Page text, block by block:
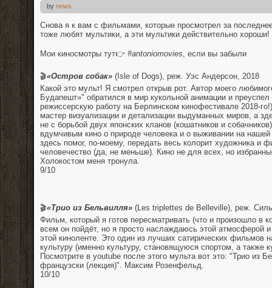
by news
Снова я к вам с фильмами, которые просмотрел за
тоже любят мультики, а эти мультики действительно хороши!
Мои киносмотры тут👉 #antoniomovies , если вы забыли
🎬«Остров собак» (Isle of Dogs), реж. Уэс Андерсон, 2018
Какой это мульт! Я смотрел открыв рот. Автор моего
Будапешт»" обратился в мир кукольной анимации и
режиссерскую работу на Берлинском кинофестивале 2018-
мастер визуализации и детализации выдуманных миров, а
не с борьбой двух японских кланов (кошатников и
вдумчивым кино о природе человека и о выживании на
здесь помог, по-моему, передать весь колорит художника и
человечество (да, не меньше). Кино не для всех, но
Холокостом меня тронула.
9/10⠀
🎬«Трио из Бельвилля» (Les triplettes de Belleville), реж.
Фильм, который я готов пересматривать (что и произошло в
всем он пойдёт, но я просто наслаждаюсь этой атмосферой
этой киноленте. Это один из лучших сатирических фильмов
культуру (именно культуру, становящуюся спортом, а также
Посмотрите в youtube после этого мульта вот это: "Трио из
французски (лекция)". Максим Розенфельд.
10/10